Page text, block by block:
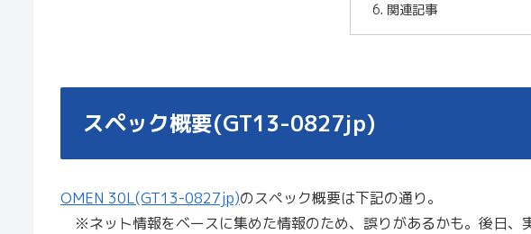
関連記事
スペック概要(GT13-0827jp)
OMEN 30L(GT13-0827jp)のスペック概要は下記の通り。
※ネット情報をベースに集めた情報のため、誤りがあるかも。後日、